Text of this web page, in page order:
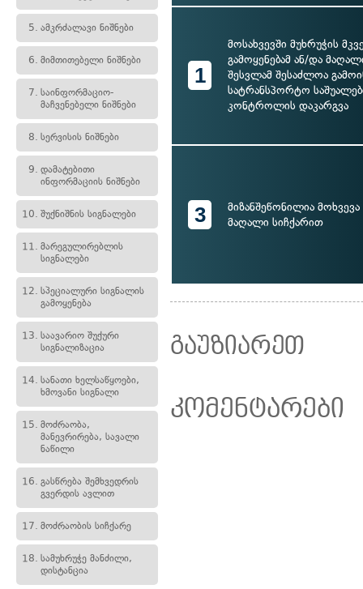
5. ამკრძალავი ნიშნები
6. მიმთითებელი ნიშნები
7. საინფორმაციო-
მაჩვენებელი ნიშნები
8. სერვისის ნიშნები
9. დამატებითი
ინფორმაციის ნიშნები
10. შუქნიშნის სიგნალები
11. მარეგულირებლის
სიგნალები
12. სპეციალური სიგნალის
გამოყენება
13. საავარიო შუქური
სიგნალიზაცია
14. სანათი ხელსაწყოები,
ხმოვანი სიგნალი
15. მოძრაობა,
მანევრირება, სავალი
ნაწილი
16. გასწრება შემხვედრის
გვერდის ავლით
17. მოძრაობის სიჩქარე
18. სამუხრუჭე მანძილი,
დისტანცია
1
მოსახვევში მუხრუჭის
გამოყენებამ ან/და
შესვლამ შესაძლოა
სატრანსპორტო
კონტროლის დაკარგვა
3
მიზანშეწონილია
მაღალი სიჩქარით
გაუზიარეთ
კომენტარები